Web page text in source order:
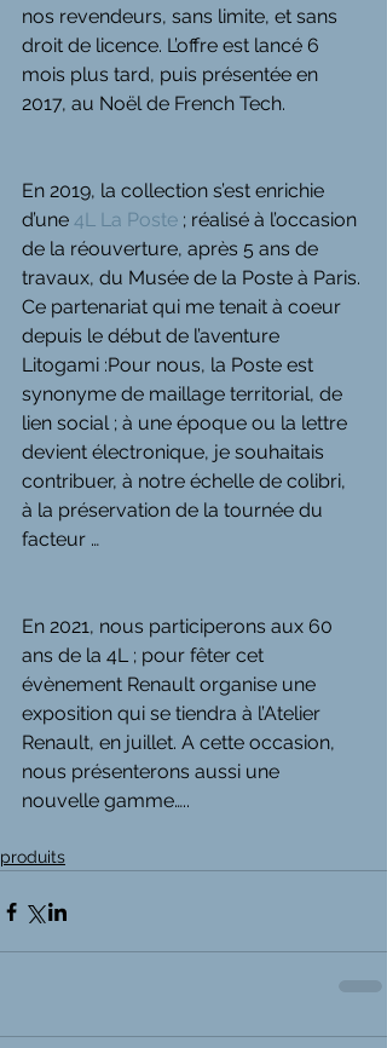
nos revendeurs, sans limite, et sans
droit de licence. L’offre est lancé 6
mois plus tard, puis présentée en
2017, au Noël de French Tech.
En 2019, la collection s’est enrichie
d’une 4L La Poste ; réalisé à l’occasion
de la réouverture, après 5 ans de
travaux, du Musée de la Poste à Paris.
Ce partenariat qui me tenait à coeur
depuis le début de l’aventure
Litogami :Pour nous, la Poste est
synonyme de maillage territorial, de
lien social ; à une époque ou la lettre
devient électronique, je souhaitais
contribuer, à notre échelle de colibri,
à la préservation de la tournée du
facteur …
En 2021, nous participerons aux 60
ans de la 4L ; pour fêter cet
évènement Renault organise une
exposition qui se tiendra à l’Atelier
Renault, en juillet. A cette occasion,
nous présenterons aussi une
nouvelle gamme…..
produits